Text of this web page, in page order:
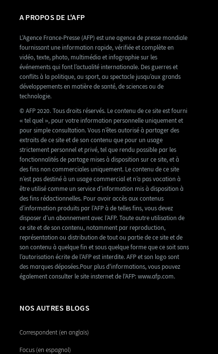
A PROPOS DE L'AFP
L’Agence France-Presse (AFP) est une agence de presse mondiale
fournissant une information rapide, vérifiée et complète en
vidéo, texte, photo, multimédia et infographie sur les
événements qui font l’actualité internationale. Des guerres et
conflits à la politique, au sport, au spectacle jusqu’aux grands
développements en matière de santé, de sciences ou de
technologie.
© AFP 2020. Tous droits réservés. Le contenu de ce site est fourni
« tel quel », pour votre information personnelle uniquement et
pour simple consultation. Vous n’êtes autorisé à partager des
extraits de ce site et de son contenu que pour un usage
strictement personnel et privé, tel que rendu possible par les
fonctionnalités de partage mises à disposition sur ce site, et à
des fins non commerciales uniquement. Le contenu de ce site
n’est pas destiné à un usage commercial et n’a pas vocation à
être utilisé comme un service d’information mis à disposition à
des fins rédactionnelles. Pour avoir accès aux contenus
d’information produits par l’AFP à de telles fins, vous devez
disposer d’un abonnement avec l’AFP. Toute autre utilisation de
ce site et de son contenu, notamment par reproduction,
représentation ou distribution de tout ou partie de ce site et de
son contenu à quelque fin et sous quelque forme que ce soit sans
l’autorisation écrite de l’AFP est interdite. AFP et son logo sont
des marques déposées.Pour plus d'informations, vous pouvez
également consulter le site insternet de l'AFP: www.afp.com.
NOS AUTRES BLOGS
Correspondent (en anglais)
Focus (en espagnol)